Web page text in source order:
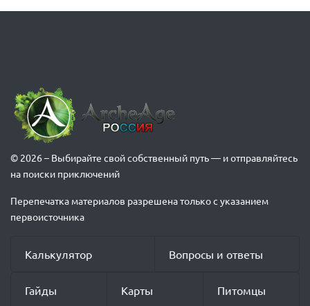
© 2026 – Выбирайте свой собственный путь — и отправляйтесь
на поиски приключений
Перепечатка материалов разрешена только с указанием
первоисточника
Калькулятор Вопросы и ответы
Гайды Карты Питомцы